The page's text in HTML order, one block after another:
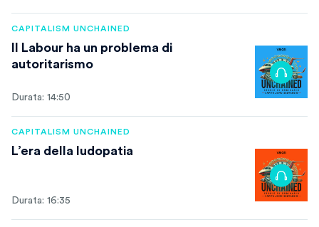
CAPITALISM UNCHAINED
Il Labour ha un problema di
autoritarismo
Durata: 14:50
CAPITALISM UNCHAINED
L’era della ludopatia
Durata: 16:35